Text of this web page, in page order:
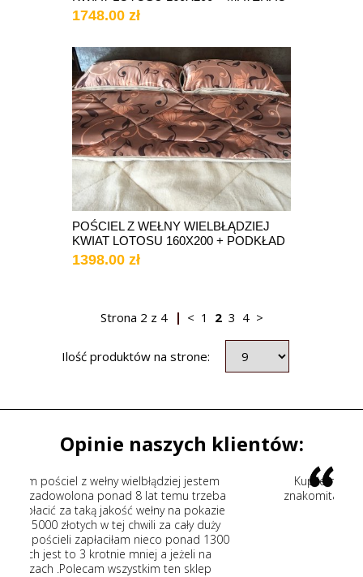
1748.00 zł
POŚCIEL Z WEŁNY WIELBŁĄDZIEJ
KWIAT LOTOSU 160X200 + PODKŁAD
1398.00 zł
Strona 2 z 4 < 1 2 3 4 >
Ilość produktów na strone:
Opinie naszych klientów:
jestem
trzeba
pokazie
duży
1300
na
sklep
Kupiłem kołdrę wełnianą fachowe doradztwo
znakomita jakość wełny szybka wysyłka. Polecam
wszystkim